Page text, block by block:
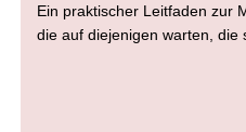
Ein praktischer Leitfaden zur
die auf diejenigen warten, die